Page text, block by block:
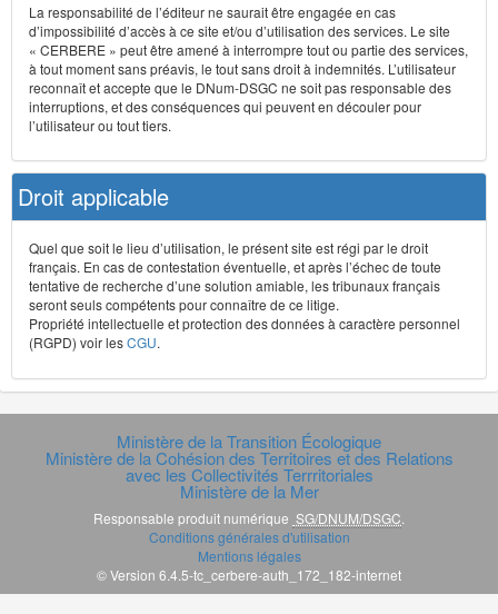
La responsabilité de l’éditeur ne saurait être engagée en cas
d’impossibilité d’accès à ce site et/ou d’utilisation des services. Le site
« CERBERE » peut être amené à interrompre tout ou partie des services,
à tout moment sans préavis, le tout sans droit à indemnités. L’utilisateur
reconnaît et accepte que le DNum-DSGC ne soit pas responsable des
interruptions, et des conséquences qui peuvent en découler pour
l’utilisateur ou tout tiers.
Droit applicable
Quel que soit le lieu d’utilisation, le présent site est régi par le droit
français. En cas de contestation éventuelle, et après l’échec de toute
tentative de recherche d’une solution amiable, les tribunaux français
seront seuls compétents pour connaître de ce litige.
Propriété intellectuelle et protection des données à caractère personnel
(RGPD) voir lesCGU.
Ministère de la Transition Écologique
Ministère de la Cohésion des Territoires et des Relations
avec les Collectivités Terrritoriales
Ministère de la Mer
Responsable produit numérique SG/DNUM/DSGC
Conditions générales d'utilisation
Mentions légales
© Version 6.4.5-tc_cerbere-auth_172_182-internet